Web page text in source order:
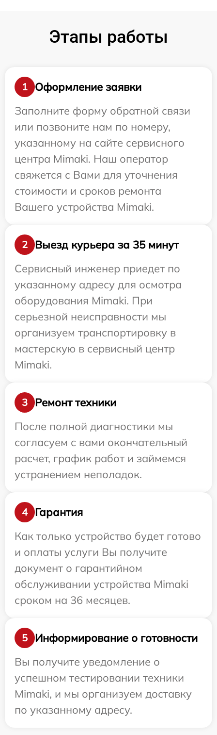
Этапы работы
1
Оформление заявки
Заполните форму обратной связи
или позвоните нам по номеру,
указанному на сайте сервисного
центра Mimaki. Наш оператор
свяжется с Вами для уточнения
стоимости и сроков ремонта
Вашего устройства Mimaki.
2
Выезд курьера за 35 минут
Сервисный инженер приедет по
указанному адресу для осмотра
оборудования Mimaki. При
серьезной неисправности мы
организуем транспортировку в
мастерскую в сервисный центр
Mimaki.
3
Ремонт техники
После полной диагностики мы
согласуем с вами окончательный
расчет, график работ и займемся
устранением неполадок.
4
Гарантия
Как только устройство будет готово
и оплаты услуги Вы получите
документ о гарантийном
обслуживании устройства Mimaki
сроком на 36 месяцев.
5
Информирование о готовности
Вы получите уведомление о
успешном тестировании техники
Mimaki, и мы организуем доставку
по указанному адресу.